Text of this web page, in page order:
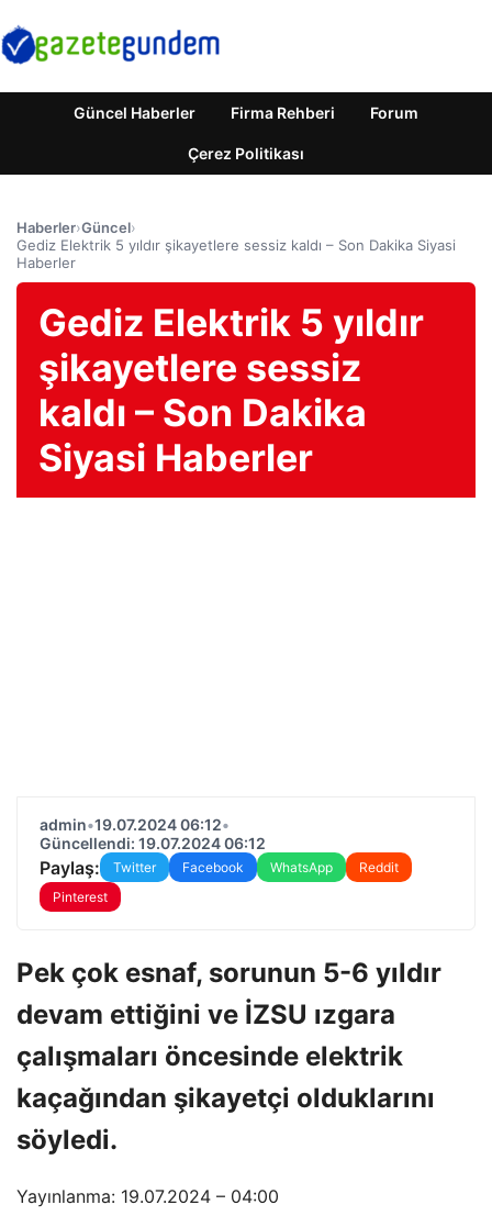
Güncel Haberler Firma Rehberi Forum
Çerez Politikası
Haberler›Güncel›
Gediz Elektrik 5 yıldır şikayetlere sessiz kaldı – Son Dakika Siyasi
Haberler
Gediz Elektrik 5 yıldır
şikayetlere sessiz
kaldı – Son Dakika
Siyasi Haberler
admin•19.07.2024 06:12•
Güncellendi: 19.07.2024 06:12
Paylaş: Twitter Facebook WhatsApp
Reddit
Pinterest
Pek çok esnaf, sorunun 5-6 yıldır
devam ettiğini ve İZSU ızgara
çalışmaları öncesinde elektrik
kaçağından şikayetçi olduklarını
söyledi.
Yayınlanma: 19.07.2024 – 04:00